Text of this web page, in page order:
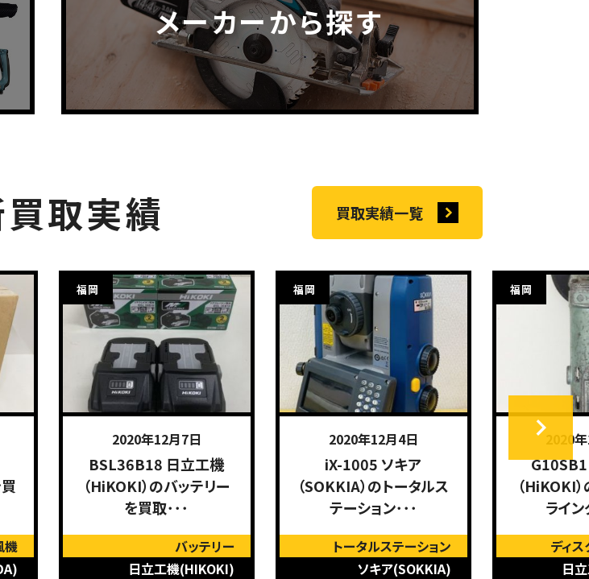
メーカーから探す
取実績 買取実績一覧
機
福岡
2020年12月7日
BSL36B18 日立工機
（HiKOKI）のバッテリー
を買取･･･
バッテリー
日立工機(HIKOKI)
福岡
2020年12月4日
iX-1005 ソキア
（SOKKIA）のトータルス
テーション･･･
トータルステーション
ソキア(SOKKIA)
福岡
2020
（HiKOKI
ライ
ディ
日